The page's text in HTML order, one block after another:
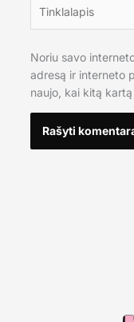
Noriu savo
adresą ir interneto
naujo, kai kitą